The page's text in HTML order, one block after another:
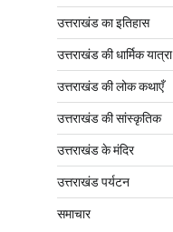
उत्तराखंड का इतिहास
उत्तराखंड की धार्मिक यात्रा
उत्तराखंड की लोक कथाएँ
उत्तराखंड की सांस्कृतिक
उत्तराखंड के मंदिर
उत्तराखंड पर्यटन
समाचार